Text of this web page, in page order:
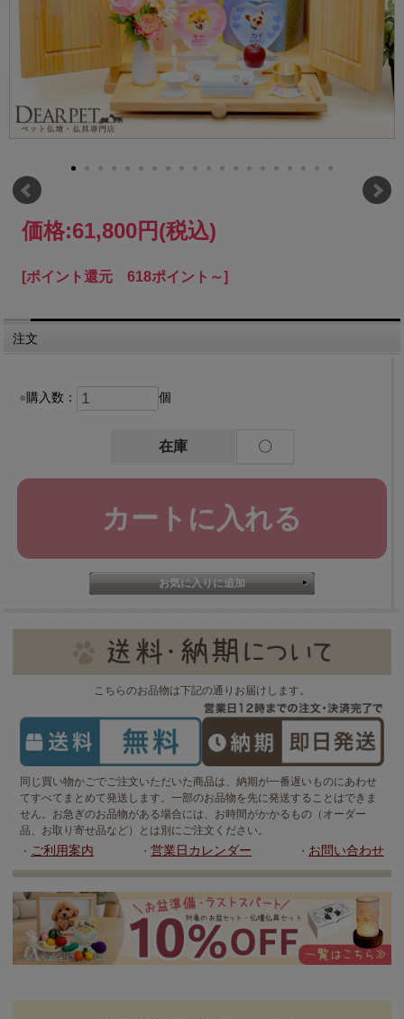
価格:61,800円(税込)
[ポイント還元 618ポイント～]
注文
購入数： 個
在庫 〇
こちらのお品物は下記の通りお届けします。
同じ買い物かごでご注文いただいた商品は、納期が一番遅いものにあわせ
てすべてまとめて発送します。一部のお品物を先に発送することはできま
せん。お急ぎのお品物がある場合には、お時間がかかるもの（オーダー
品、お取り寄せ品など）とは別にご注文ください。
・ ご利用案内 ・ 営業日カレンダー ・ お問い合わせ